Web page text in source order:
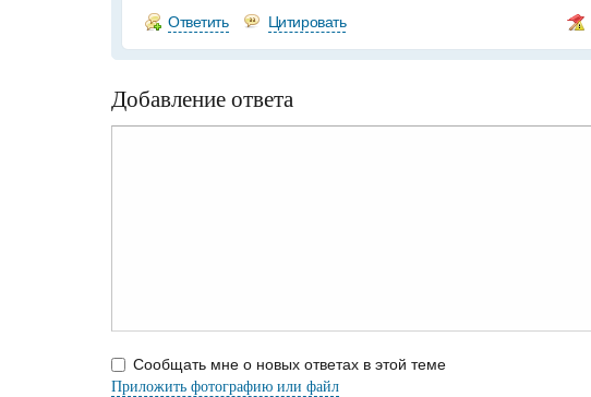
Ответить Цитировать
Добавление ответа
Сообщать мне о новых ответах в этой теме
Приложить фотографию или файл